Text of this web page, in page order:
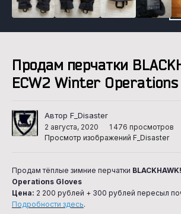
Продам перчатки
ECW2 Winter Operations
Автор F_Disaster
2 августа, 2020
1 476 просмотров
Просмотр изображений F_Disaster
Продам тёплые зимние перчатки
Operations Gloves
Цена: 2 200 рублей + 300 рублей пересыл
Подробности здесь.